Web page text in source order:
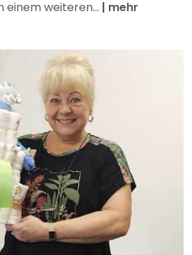
einem weiteren... | mehr